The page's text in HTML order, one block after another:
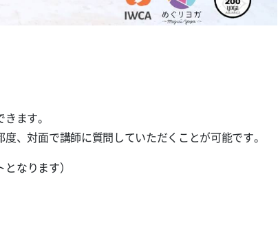
ます。
、対面で講師に質問していただくことが可能です。
なります）